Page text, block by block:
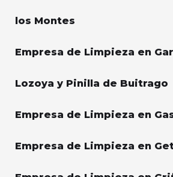
los Montes
Empresa de Limpieza en
Lozoya y Pinilla de Buitrago
Empresa de Limpieza en
Empresa de Limpieza en